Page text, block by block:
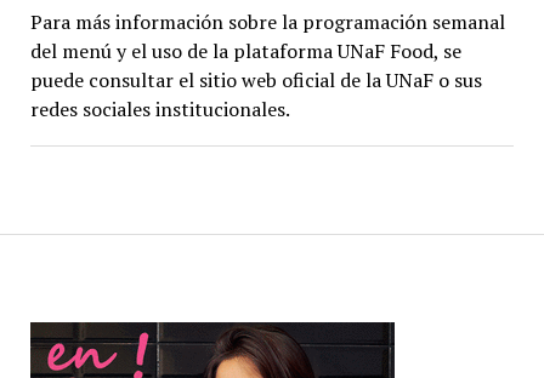
Para más información sobre la programación semanal
del menú y el uso de la plataforma UNaF Food, se
puede consultar el sitio web oficial de la UNaF o sus
redes sociales institucionales.